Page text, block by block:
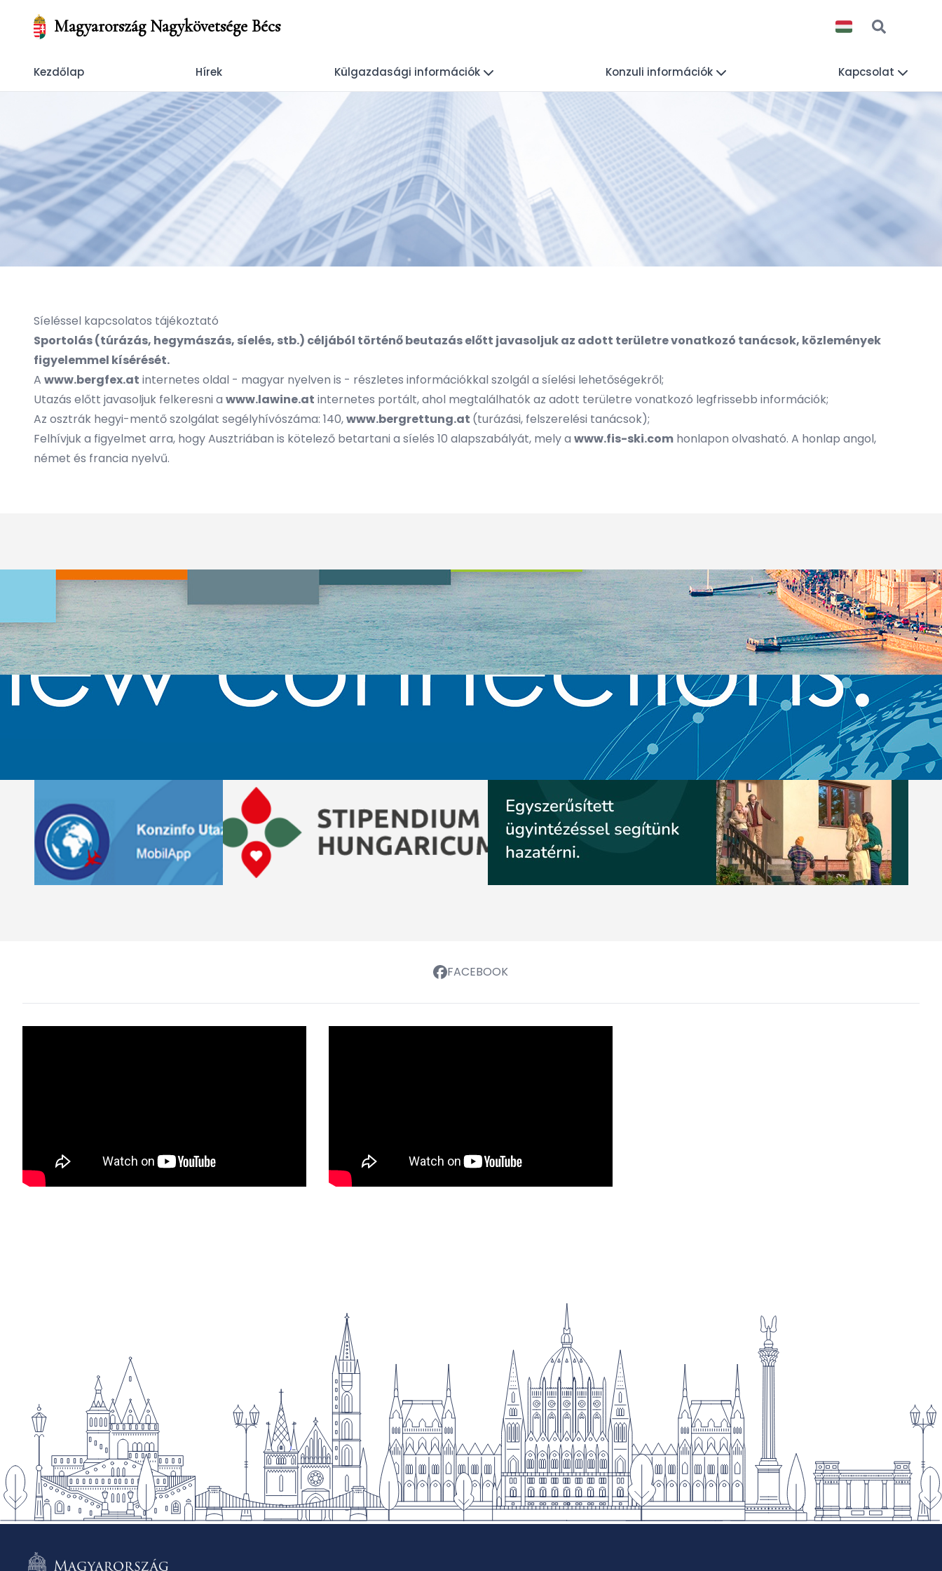
Magyarország Nagykövetsége Bécs
Kezdőlap Hírek Külgazdasági információk Konzuli információk Kapcsolat
Síeléssel kapcsolatos tájékoztató
Sportolás (túrázás, hegymászás, síelés, stb.) céljából történő beutazás előtt javasoljuk az adott területre vonatkozó tanácsok, közlemények
figyelemmel kísérését.
A www.bergfex.at internetes oldal - magyar nyelven is - részletes információkkal szolgál a síelési lehetőségekről;
Utazás előtt javasoljuk felkeresni a www.lawine.at internetes portált, ahol megtalálhatók az adott területre vonatkozó legfrissebb információk;
Az osztrák hegyi-mentő szolgálat segélyhívószáma: 140,www.bergrettung.at (turázási, felszerelési tanácsok);
Felhívjuk a figyelmet arra, hogy Ausztriában is kötelező betartani a síelés 10 alapszabályát, mely a www.fis-ski.com honlapon olvasható. A honlap angol,
német és francia nyelvű.
FACEBOOK